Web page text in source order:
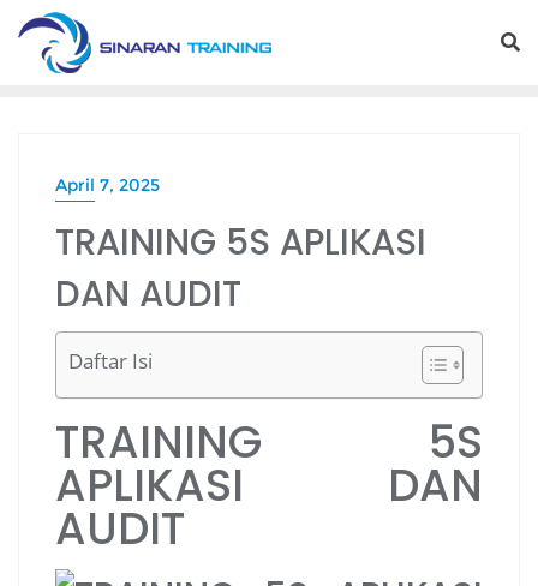
Skip
content
April 7, 2025
TRAINING 5S APLIKASI
DAN AUDIT
Daftar Isi
TRAINING 5S
APLIKASI DAN
AUDIT